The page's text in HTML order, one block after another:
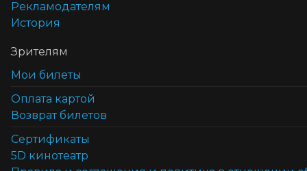
Рекламодателям
История
Зрителям
Мои билеты
Оплата картой
Возврат билетов
Cертификаты
5D кинотеатр